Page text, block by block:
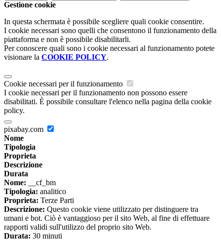
Gestione cookie
In questa schermata è possibile scegliere quali cookie consentire.
I cookie necessari sono quelli che consentono il funzionamento della
piattaforma e non è possibile disabilitarli.
Per conoscere quali sono i cookie necessari al funzionamento potete
visionare la COOKIE POLICY.
Cookie necessari per il funzionamento
I cookie necessari per il funzionamento non possono essere
disabilitati. È possibile consultare l'elenco nella pagina della cookie
policy.
pixabay.com
Nome
Tipologia
Proprieta
Descrizione
Durata
Nome: __cf_bm
Tipologia: analitico
Proprieta: Terze Parti
Descrizione: Questo cookie viene utilizzato per distinguere tra
umani e bot. Ciò è vantaggioso per il sito Web, al fine di effettuare
rapporti validi sull'utilizzo del proprio sito Web.
Durata: 30 minuti